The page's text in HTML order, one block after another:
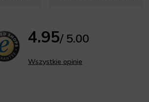
4.95/ 5.00
Wszystkie opinie